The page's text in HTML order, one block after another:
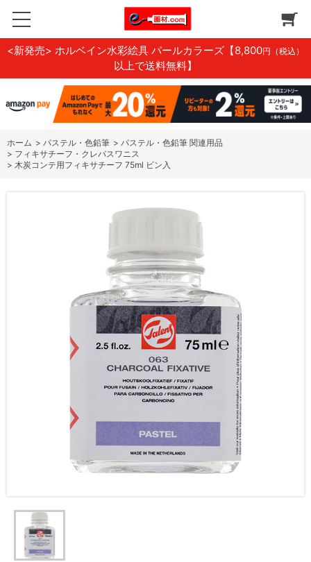
<新発売> ホルベイン水彩絵具 パールカラーズ 【8,800円（税込）
以上で送料無料】
ホーム > パステル・色鉛筆 > パステル・色鉛筆 関連用品
> フィキサチーフ・クレパスワニス
> 木炭コンテ用フィキサチーフ 75ml ビン入